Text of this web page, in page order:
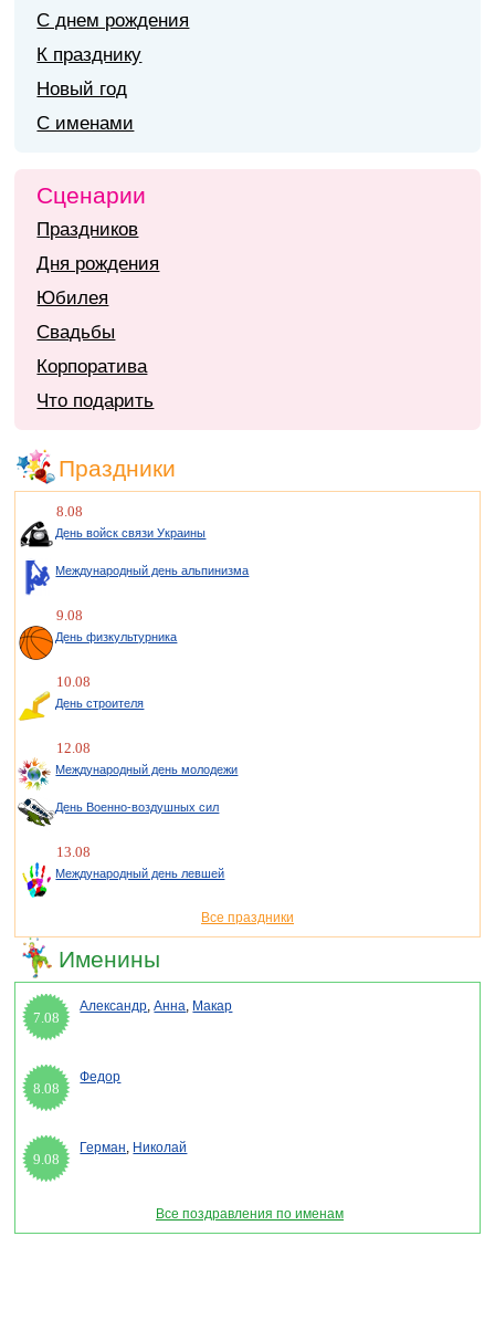
С днем рождения
К празднику
Новый год
С именами
Сценарии
Праздников
Дня рождения
Юбилея
Свадьбы
Корпоратива
Что подарить
Праздники
8.08
День войск связи Украины
Международный день альпинизма
9.08
День физкультурника
10.08
День строителя
12.08
Международный день молодежи
День Военно-воздушных сил
13.08
Международный день левшей
Все праздники
Именины
7.08
Александр,Анна, Макар
8.08
Федор
9.08
Герман, Николай
Все поздравления по именам